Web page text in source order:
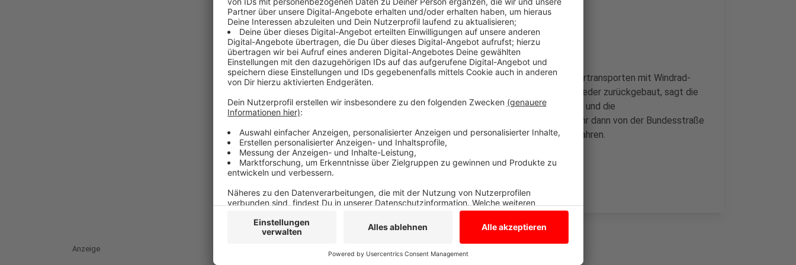
Sperrung bis Donnerstagfrüh
Anzeige
Die Sperrung gilt bis morgen früh um 5 Uhr. Nach mehreren Schwertransporten mit Windrad-
Teilen in den letzten Wochen werden die Aus- bzw. Auffahrten wieder zurückgebaut, sagt die
Autobahn GmbH. Es verschwinden wieder die zusätzliche Schilder und die
Fahrbahnverbreiterung wird zurück gebaut. Morgen Nacht könnt Ihr dann von der Bundesstraße
in Gescher/Coesfeld nicht auf die A31 Richtung Oberhausen auffahren.
Anzeige
Anzeige